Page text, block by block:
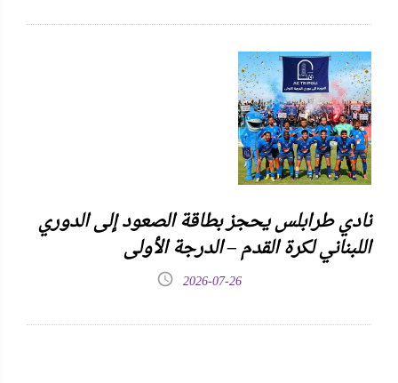
نادي طرابلس يحجز بطاقة الصعود إلى الدوري
اللبناني لكرة القدم – الدرجة الأولى
2026-07-26